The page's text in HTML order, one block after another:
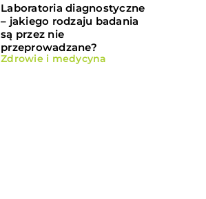
Laboratoria diagnostyczne
– jakiego rodzaju badania
są przez nie
przeprowadzane?
Zdrowie i medycyna